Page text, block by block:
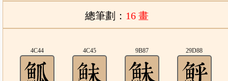
總筆劃： 16 畫
4C44 4C45 9B87 29D88